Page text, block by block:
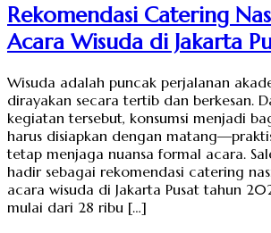
Rekomendasi Catering
Acara Wisuda di Jakarta
Wisuda adalah puncak perjalanan
dirayakan secara tertib dan berkesan.
kegiatan tersebut, konsumsi menjadi
harus disiapkan dengan
tetap menjaga nuansa formal acara.
hadir sebagai rekomendasi catering
acara wisuda di Jakarta Pusat tahun
mulai dari 28 ribu […]